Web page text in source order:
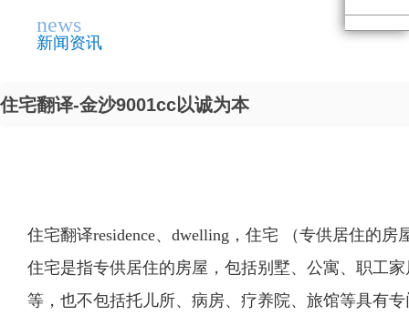
news
新闻资讯
住宅翻译-金沙9001cc以诚为本
住宅翻译residence、dwelling，住宅 （专供居住的房
住宅是指专供居住的房屋，包括别墅、公寓、职工
等，也不包括托儿所、病房、疗养院、旅馆等具有